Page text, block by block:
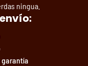
ningua.